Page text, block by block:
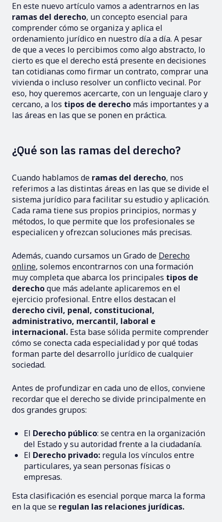
En este nuevo artículo vamos a adentrarnos en las
ramas del derecho, un concepto esencial para
comprender cómo se organiza y aplica el
ordenamiento jurídico en nuestro día a día. A pesar
de que a veces lo percibimos como algo abstracto, lo
cierto es que el derecho está presente en decisiones
tan cotidianas como firmar un contrato, comprar una
vivienda o incluso resolver un conflicto vecinal. Por
eso, hoy queremos acercarte, con un lenguaje claro y
cercano, a los tipos de derecho más importantes y a
las áreas en las que se ponen en práctica.
¿Qué son las ramas del derecho?
Cuando hablamos de ramas del derecho, nos
referimos a las distintas áreas en las que se divide el
sistema jurídico para facilitar su estudio y aplicación.
Cada rama tiene sus propios principios, normas y
métodos, lo que permite que los profesionales se
especialicen y ofrezcan soluciones más precisas.
Además, cuando cursamos un Grado de Derecho
online, solemos encontrarnos con una formación
muy completa que abarca los principales tipos de
derechoque más adelante aplicaremos en el
ejercicio profesional. Entre ellos destacan el
derecho civil, penal, constitucional,
administrativo, mercantil, laboral e
internacional. Esta base sólida permite comprender
cómo se conecta cada especialidad y por qué todas
forman parte del desarrollo jurídico de cualquier
sociedad.
Antes de profundizar en cada uno de ellos, conviene
recordar que el derecho se divide principalmente en
dos grandes grupos:
El Derecho público: se centra en la organización
del Estado y su autoridad frente a la ciudadanía.
El Derecho privado: regula los vínculos entre
particulares, ya sean personas físicas o
empresas.
Esta clasificación es esencial porque marca la forma
en la que se regulan las relaciones jurídicas.